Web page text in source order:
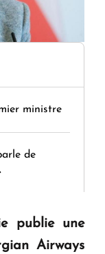
ministre
de
concrète, la
publie une
Airways